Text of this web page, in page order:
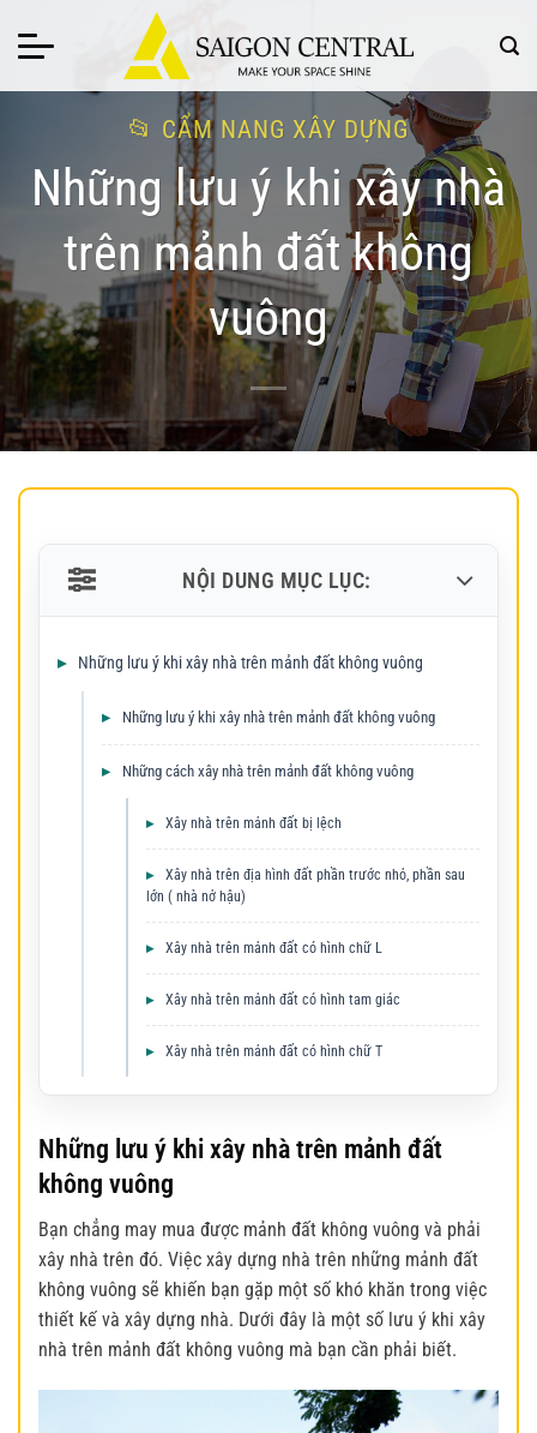
qua
CẨM NANG XÂY DỰNG
Những lưu ý khi xây nhà
trên mảnh đất không
vuông
NỘI DUNG MỤC LỤC:
Những lưu ý khi xây nhà trên mảnh đất không vuông
Những lưu ý khi xây nhà trên mảnh đất không vuông
Những cách xây nhà trên mảnh đất không vuông
Xây nhà trên mảnh đất bị lệch
Xây nhà trên địa hình đất phần trước nhỏ, phần sau
lớn ( nhà nở hậu)
Xây nhà trên mảnh đất có hình chữ L
Xây nhà trên mảnh đất có hình tam giác
Xây nhà trên mảnh đất có hình chữ T
Những lưu ý khi xây nhà trên mảnh đất
không vuông
Bạn chẳng may mua được mảnh đất không vuông và phải
xây nhà trên đó. Việc xây dựng nhà trên những mảnh đất
không vuông sẽ khiến bạn gặp một số khó khăn trong việc
thiết kế và xây dựng nhà. Dưới đây là một số lưu ý khi xây
nhà trên mảnh đất không vuông mà bạn cần phải biết.